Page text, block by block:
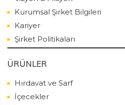
Kurumsal Şirket Bilgileri
Kariyer
Şirket Politikaları
ÜRÜNLER
Hırdavat ve Sarf
İçecekler